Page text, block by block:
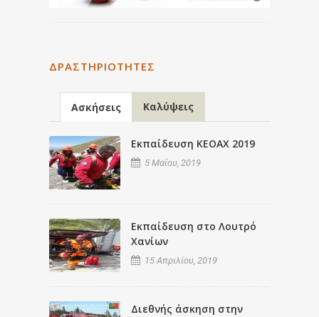
ΔΡΑΣΤΗΡΙΌΤΗΤΕΣ
Ασκήσεις Καλύψεις
Εκπαίδευση ΚΕΟΑΧ 2019
5 Μαΐου, 2019
Εκπαίδευση στο Λουτρό
Χανίων
15 Απριλίου, 2019
Διεθνής άσκηση στην